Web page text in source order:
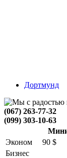
Дортмунд
(067) 263-77-32
(099) 303-10-63
Эконом
90 $
Бизнес